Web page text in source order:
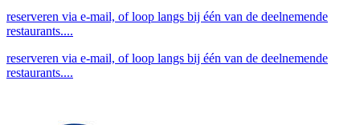
reserveren via e-mail, of loop langs bij één van de deelnemende
restaurants....
reserveren via e-mail, of loop langs bij één van de deelnemende
restaurants....